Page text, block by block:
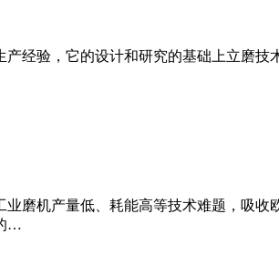
经验，它的设计和研究的基础上立磨
磨机产量低、耗能高等技术难题，吸
…